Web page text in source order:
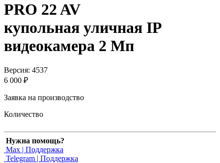
PRO 22 AV
купольная уличная IP
видеокамера 2 Мп
Версия: 4537
6 000 ₽
Заявка на производство
Количество
Нужна помощь?
Max | Поддержка
Telegram | Поддержка